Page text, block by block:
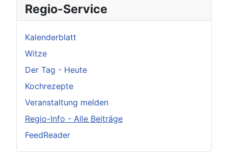
Regio-Service
Kalenderblatt
Witze
Der Tag - Heute
Kochrezepte
Veranstaltung melden
Regio-Info - Alle Beiträge
FeedReader